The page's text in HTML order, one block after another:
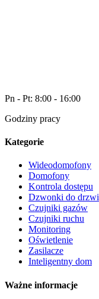
Pn - Pt: 8:00 - 16:00
Godziny pracy
Kategorie
Wideodomofony
Domofony
Kontrola dostępu
Dzwonki do drzwi
Czujniki gazów
Czujniki ruchu
Monitoring
Oświetlenie
Zasilacze
Inteligentny dom
Ważne informacje